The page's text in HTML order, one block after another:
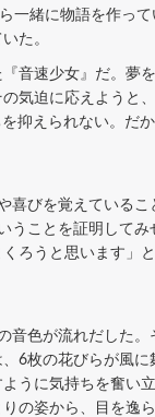
一緒に物語を作って
た。
音速少女』だ。夢
気迫に応えようと
抑えられない。だ
喜びを覚えているこ
うことを証明してみ
ろうと思います」と
音色が流れだした。
6枚の花びらが風に
うに気持ちを奮い
の姿から、目を逸